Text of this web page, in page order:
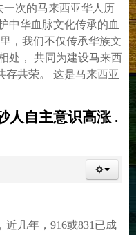
一次的马来西亚华人历
中华血脉文化传承的血
，我们不仅传承华族文
处， 共同为建设马来西
存共荣。 这是马来西亚
人自主意识高涨 .
近几年，916或831已成